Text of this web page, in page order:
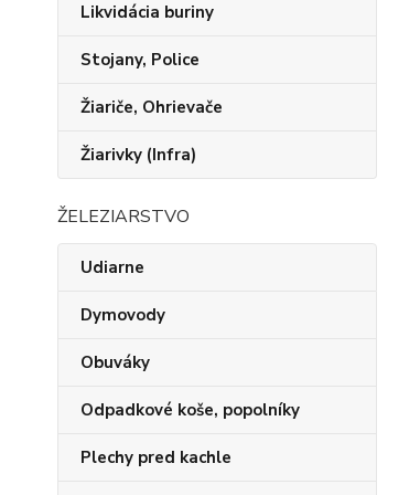
Likvidácia buriny
Stojany, Police
Žiariče, Ohrievače
Žiarivky (Infra)
ŽELEZIARSTVO
Udiarne
Dymovody
Obuváky
Odpadkové koše, popolníky
Plechy pred kachle